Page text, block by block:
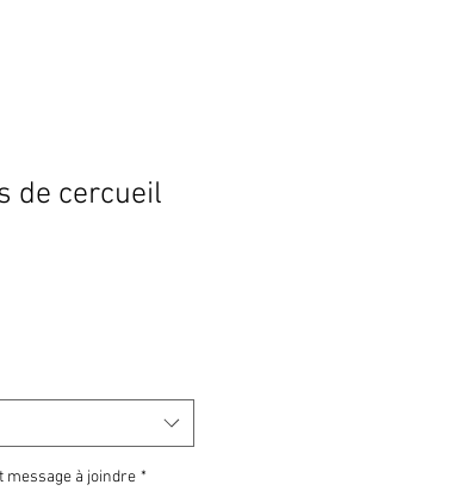
de cercueil
message à joindre *